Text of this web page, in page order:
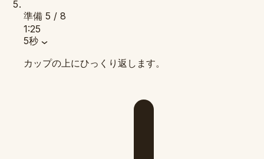
準備 5 / 8
1:25
5秒
カップの上にひっくり返します。